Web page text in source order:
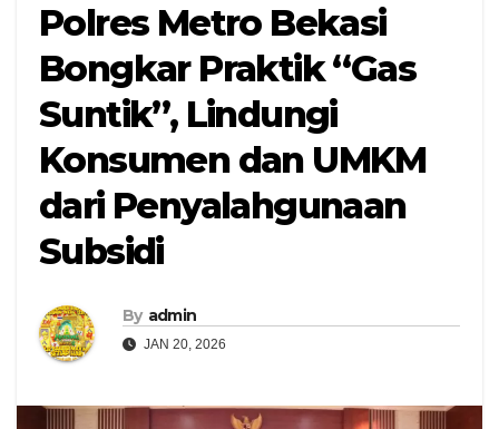
Polres Metro Bekasi
Bongkar Praktik “Gas
Suntik”, Lindungi
Konsumen dan UMKM
dari Penyalahgunaan
Subsidi
By admin
JAN 20, 2026